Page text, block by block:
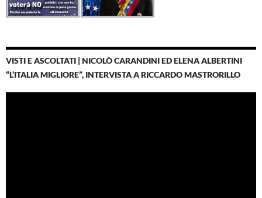
VISTI E ASCOLTATI | NICOLÒ CARANDINI ED ELENA ALBERTINI
“L’ITALIA MIGLIORE”, INTERVISTA A RICCARDO MASTRORILLO